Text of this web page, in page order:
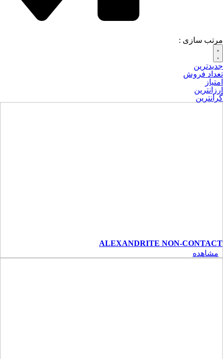
مرتب سازی :
جدیدترین
تعداد فروش
امتیاز
ارزانترین
گرانترین
ALEXANDRITE NON-CONTACT
مشاهده